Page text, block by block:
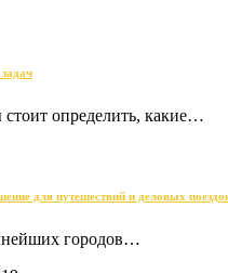
определить, какие…
для путешествий и деловых
городов…